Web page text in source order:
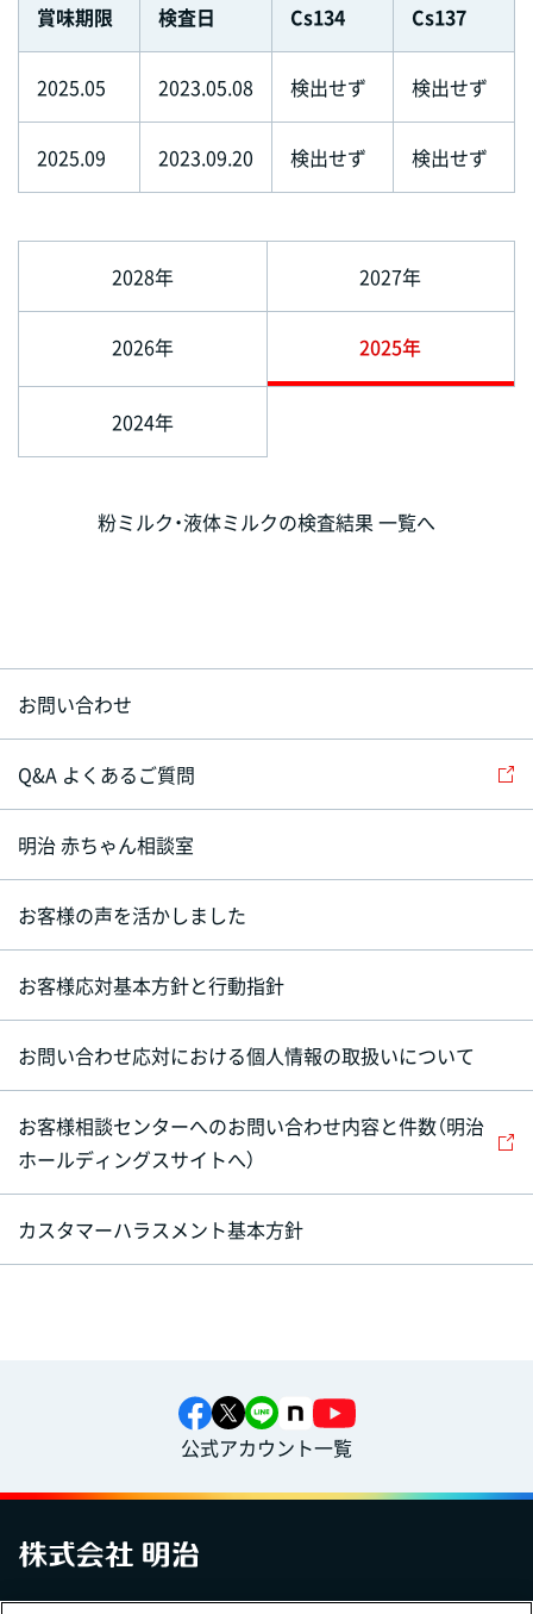
賞味期限 検査日 Cs134 Cs137
2025.05 2023.05.08 検出せず 検出せず
2025.09 2023.09.20 検出せず 検出せず
2028年 2027年
2026年 2025年
2024年
粉ミルク・液体ミルクの検査結果 一覧へ
お問い合わせ
Q&A よくあるご質問
明治 赤ちゃん相談室
お客様の声を活かしました
お客様応対基本方針と行動指針
お問い合わせ応対における個人情報の取扱いについて
お客様相談センターへのお問い合わせ内容と件数（明治
ホールディングスサイトへ）
カスタマーハラスメント基本方針
公式アカウント一覧